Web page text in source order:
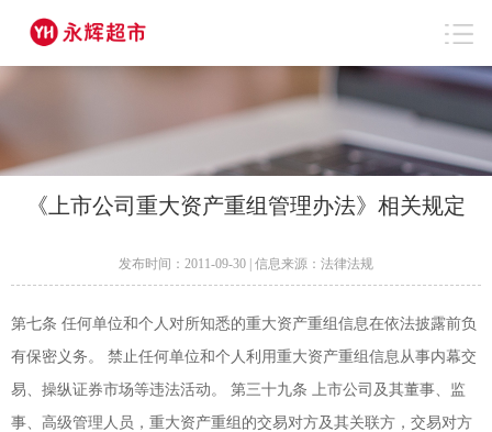
《上市公司重大资产重组管理办法》相关规定
发布时间：2011-09-30 | 信息来源：法律法规
第七条 任何单位和个人对所知悉的重大资产重组信息在依法披露前负
有保密义务。 禁止任何单位和个人利用重大资产重组信息从事内幕交
易、操纵证券市场等违法活动。 第三十九条 上市公司及其董事、监
事、高级管理人员，重大资产重组的交易对方及其关联方，交易对方